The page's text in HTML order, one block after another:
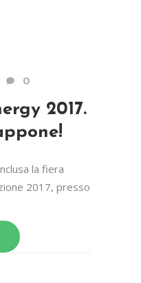
0
2017.
la fiera
2017, presso